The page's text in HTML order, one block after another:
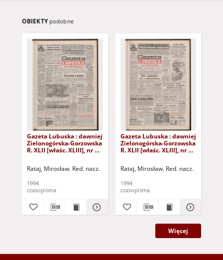
OBIEKTY podobne
Gazeta Lubuska : dawniej
Zielonogórska-Gorzowska
R. XLII [właśc. XLIII], nr 14
Rataj, Mirosław. Red. nacz.
1994
czasopisma
Gazeta Lubuska : dawniej
Zielonogórska-Gorzowska
R. XLII [właśc. XLIII], nr 8
Rataj, Mirosław. Red. nacz.
1994
czasopisma
Więcej